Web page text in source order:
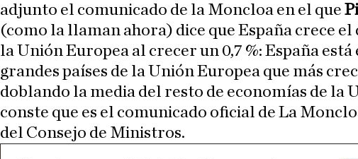
adjunto el comunicado de la Moncloa en el que
(como la llaman ahora) dice que España crece el
la Unión Europea al crecer un 0,7 %: España
grandes países de la Unión Europea que más
doblando la media del resto de economías de la
conste que es el comunicado oficial de La
del Consejo de Ministros.